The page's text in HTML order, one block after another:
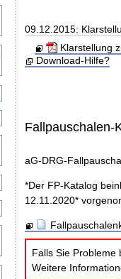
09.12.2015:
Klarstellung
Download-Hilfe?
Fallpauschalen-
aG-DRG-
*Der FP-Katalog
12.11.2020*
Falls Sie Probleme
Weitere